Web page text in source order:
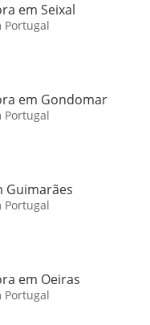
em Seixal
Portugal
em Gondomar
Portugal
Guimarães
Portugal
em Oeiras
Portugal